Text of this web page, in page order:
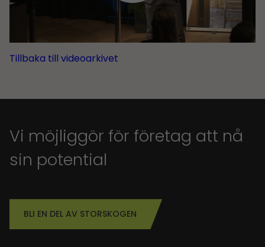
Tillbaka till videoarkivet
Vi möjliggör för företag att nå
sin potential
BLI EN DEL AV STORSKOGEN